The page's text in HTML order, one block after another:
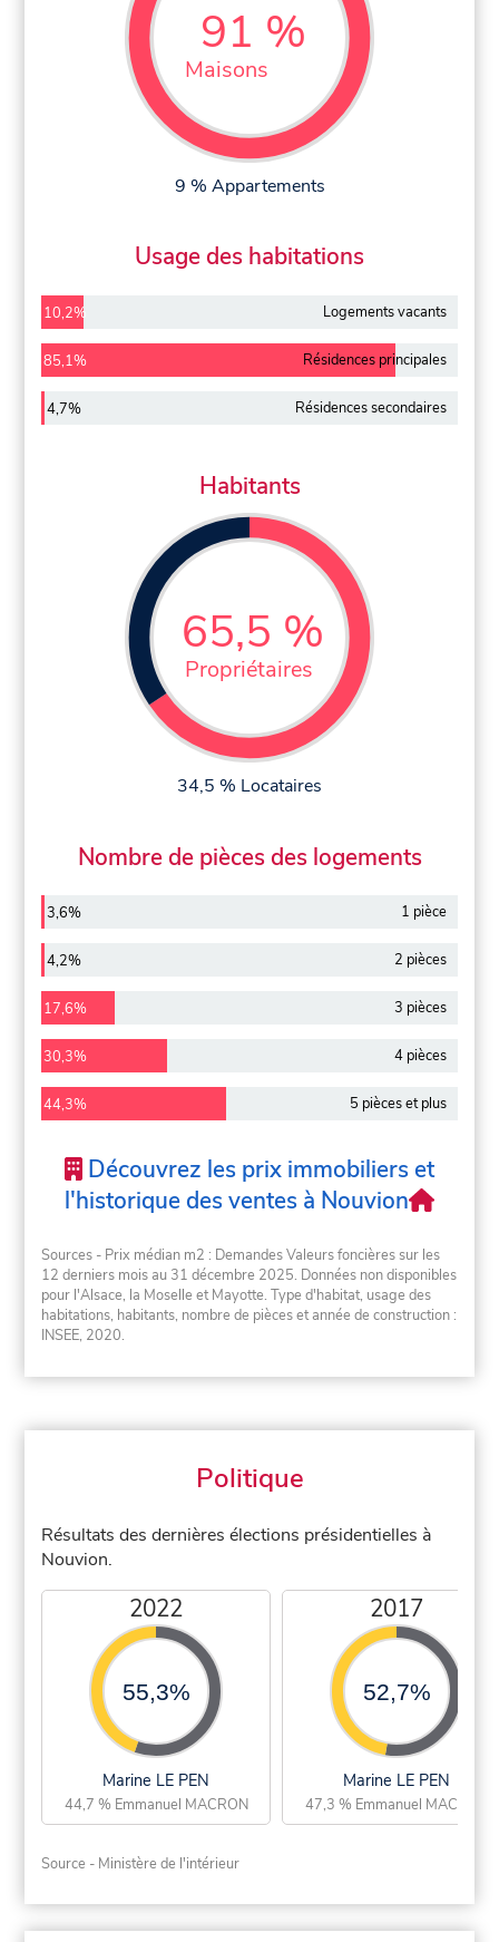
91 %
Maisons
9 % Appartements
Usage des habitations
10,2% Logements vacants
85,1% Résidences principales
4,7% Résidences secondaires
Habitants
65,5 %
Propriétaires
34,5 % Locataires
Nombre de pièces des logements
3,6% 1 pièce
4,2% 2 pièces
17,6% 3 pièces
30,3% 4 pièces
44,3% 5 pièces et plus
Découvrez les prix immobiliers et
l'historique des ventes à Nouvion
Sources - Prix médian m2 : Demandes Valeurs foncières sur les
12 derniers mois au 31 décembre 2025. Données non disponibles
pour l'Alsace, la Moselle et Mayotte. Type d'habitat, usage des
habitations, habitants, nombre de pièces et année de construction :
INSEE, 2020.
Politique
Résultats des dernières élections présidentielles à
Nouvion.
2022
55,3%
Marine LE PEN
44,7 % Emmanuel MACRON
2017
52,7%
Marine LE PEN
47,3 % Emmanuel MACRON
Source - Ministère de l'intérieur